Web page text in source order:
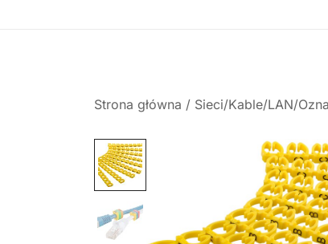
Strona główna / Sieci/Kable/LAN/